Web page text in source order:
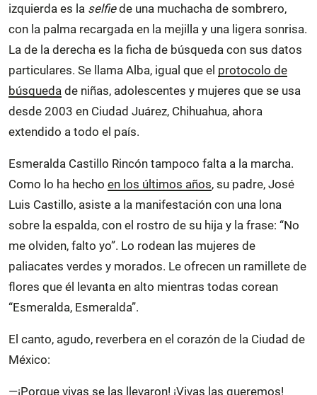
izquierda es la selfiede una muchacha de sombrero,
con la palma recargada en la mejilla y una ligera sonrisa.
La de la derecha es la ficha de búsqueda con sus datos
particulares. Se llama Alba, igual que el protocolo de
búsqueda de niñas, adolescentes y mujeres que se usa
desde 2003 en Ciudad Juárez, Chihuahua, ahora
extendido a todo el país.
Esmeralda Castillo Rincón tampoco falta a la marcha.
Como lo ha hecho en los últimos años, su padre, José
Luis Castillo, asiste a la manifestación con una lona
sobre la espalda, con el rostro de su hija y la frase: “No
me olviden, falto yo”. Lo rodean las mujeres de
paliacates verdes y morados. Le ofrecen un ramillete de
flores que él levanta en alto mientras todas corean
“Esmeralda, Esmeralda”.
El canto, agudo, reverbera en el corazón de la Ciudad de
México:
—¡Porque vivas se las llevaron! ¡Vivas las queremos!